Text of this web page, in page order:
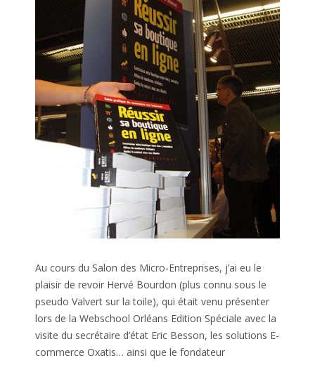
Au cours du Salon des Micro-Entreprises, j’ai eu le
plaisir de revoir Hervé Bourdon (plus connu sous le
pseudo Valvert sur la toile), qui était venu présenter
lors de la Webschool Orléans Edition Spéciale avec la
visite du secrétaire d’état Eric Besson, les solutions E-
commerce Oxatis… ainsi que le fondateur